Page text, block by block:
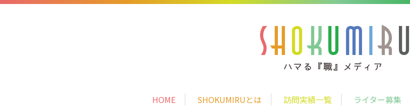
HOME SHOKUMIRUとは 訪問実績一覧 ライター募集